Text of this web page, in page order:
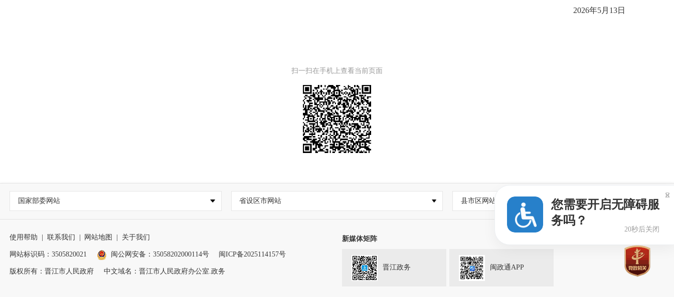
2026年5月13日
扫一扫在手机上查看当前页面
国家部委网站 省设区市网站 县市区网站
使用帮助 联系我们 网站地图 关于我们
网站标识码：3505820021 闽公网安备：35058202000114号 闽ICP备2025114157号
版权所有：晋江市人民政府 中文域名：晋江市人民政府办公室.政务
新媒体矩阵
晋江政务 闽政通APP
您需要开启无障碍服
务吗？
20秒后关闭
